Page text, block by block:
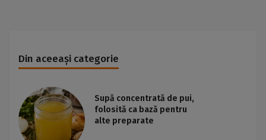
Din aceeași categorie
Supă concentrată de pui,
folosită ca bază pentru
alte preparate